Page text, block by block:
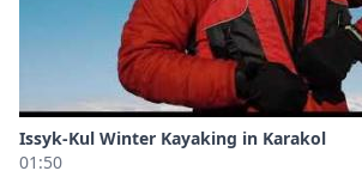
Issyk-Kul Winter Kayaking in Karakol
01:50